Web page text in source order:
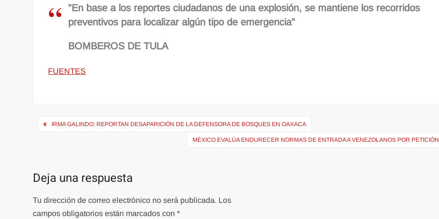
”En base a los reportes ciudadanos de una explosión, se mantiene los recorridos
preventivos para localizar algún tipo de emergencia”
BOMBEROS DE TULA
FUENTES
Navegación
IRMA GALINDO: REPORTAN DESAPARICIÓN DE LA DEFENSORA DE BOSQUES EN OAXACA
MÉXICO EVALÚA ENDURECER NORMAS DE ENTRADA A VENEZOLANOS POR
Deja una respuesta
Tu dirección de correo electrónico no será publicada. Los
campos obligatorios están marcados con*